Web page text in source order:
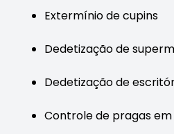
Extermínio de cupins
Dedetização de
Dedetização de
Controle de pragas